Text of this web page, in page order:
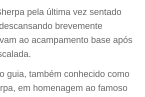
pela última vez sentado
brevemente
ao acampamento base após
guia, também conhecido como
em homenagem ao famoso